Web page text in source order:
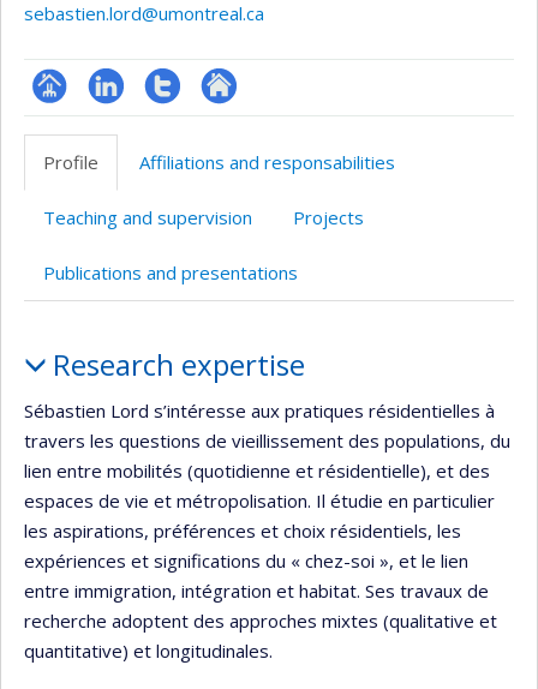
sebastien.lord@umontreal.ca
Page
professionnelle
LinkedInCompte
Twitter
Autre
Profile Affiliations and responsabilities
Teaching and supervision Projects
Publications and presentations
Research expertise
Sébastien Lord s’intéresse aux pratiques résidentielles à
travers les questions de vieillissement des populations, du
lien entre mobilités (quotidienne et résidentielle), et des
espaces de vie et métropolisation. Il étudie en particulier
les aspirations, préférences et choix résidentiels, les
expériences et significations du « chez-soi », et le lien
entre immigration, intégration et habitat. Ses travaux de
recherche adoptent des approches mixtes (qualitative et
quantitative) et longitudinales.